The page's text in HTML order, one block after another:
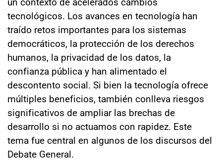
tecnológicos. Los avances en tecnología han
traído retos importantes para los sistemas
democráticos, la protección de los derechos
humanos, la privacidad de los datos, la
confianza pública y han alimentado el
descontento social. Si bien la tecnología ofrece
múltiples beneficios, también conlleva riesgos
significativos de ampliar las brechas de
desarrollo si no actuamos con rapidez. Este
tema fue central en algunos de los discursos del
Debate General.